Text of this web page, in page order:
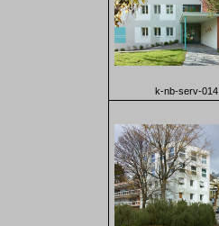
k-nb-serv-014